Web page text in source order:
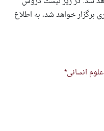
برگزار خواهد شد، به اطلاع
انسانی*